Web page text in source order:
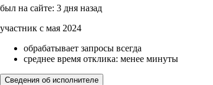
был на сайте: 3 дня назад
участник с мая 2024
обрабатывает запросы всегда
среднее время отклика: менее минуты
Сведения об исполнителе